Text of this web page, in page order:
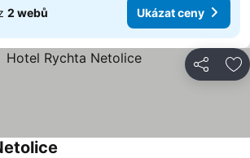
2 webů Ukázat ceny
Sdílet